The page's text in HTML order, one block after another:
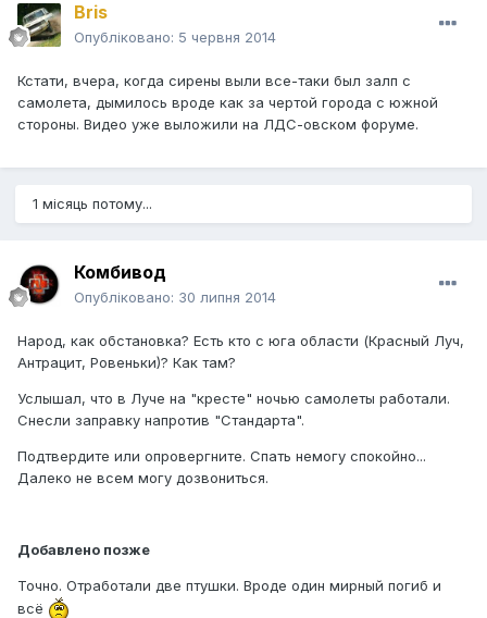
Bris
Опубліковано: 5 червня 2014
Кстати, вчера, когда сирены выли все-таки был залп с
самолета, дымилось вроде как за чертой города с южной
стороны. Видео уже выложили на ЛДС-овском форуме.
1 місяць потому...
Комбивод
Опубліковано: 30 липня 2014
Народ, как обстановка? Есть кто с юга области (Красный Луч,
Антрацит, Ровеньки)? Как там?
Услышал, что в Луче на "кресте" ночью самолеты работали.
Снесли заправку напротив "Стандарта".
Подтвердите или опровергните. Спать немогу спокойно...
Далеко не всем могу дозвониться.
Добавлено позже
Точно. Отработали две птушки. Вроде один мирный погиб и
всё